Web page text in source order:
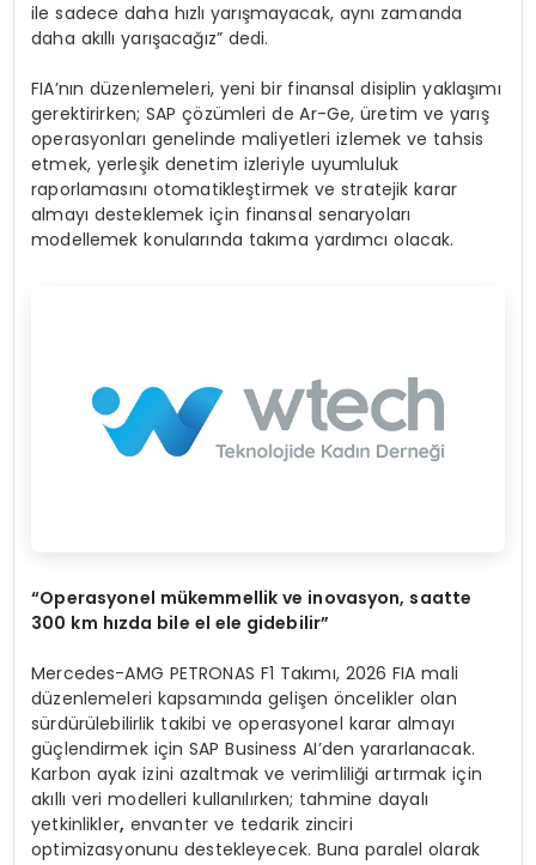
ile sadece daha hızlı yarışmayacak, aynı zamanda
daha akıllı yarışacağız” dedi.
FIA’nın düzenlemeleri, yeni bir finansal disiplin yaklaşımı
gerektirirken; SAP çözümleri de Ar-Ge, üretim ve yarış
operasyonları genelinde maliyetleri izlemek ve tahsis
etmek, yerleşik denetim izleriyle uyumluluk
raporlamasını otomatikleştirmek ve stratejik karar
almayı desteklemek için finansal senaryoları
modellemek konularında takıma yardımcı olacak.
“Operasyonel mükemmellik ve inovasyon, saatte
300 km hızda bile el ele gidebilir”
Mercedes-AMG PETRONAS F1 Takımı, 2026 FIA mali
düzenlemeleri kapsamında gelişen öncelikler olan
sürdürülebilirlik takibi ve operasyonel karar almayı
güçlendirmek için SAP Business AI’den yararlanacak.
Karbon ayak izini azaltmak ve verimliliği artırmak için
akıllı veri modelleri kullanılırken; tahmine dayalı
yetkinlikler, envanter ve tedarik zinciri
optimizasyonunu destekleyecek. Buna paralel olarak